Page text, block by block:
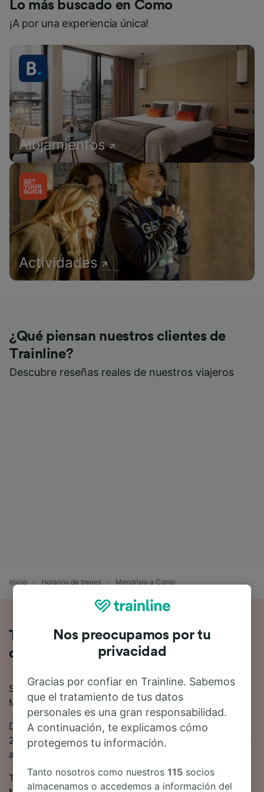
Lo más buscado en Como
¡A por una experiencia única!
Alojamientos
Actividades
¿Qué piensan nuestros clientes de
Trainline?
Descubre reseñas reales de nuestros viajeros
Inicio Horarios de trenes Mendrisio a Como
Toda la información sobre los trenes
de Mendrisio a Como
Si quieres saber más sobre el viaje en tren de
Mendrisio a Como, no busques más.
De media, el viaje en tren de Mendrisio a Como es de
20 minutos. Hasta 79 trenes trenes salen de Mendrisio
a Como cada día.
Tienes disponibles trenes directos que conectan
Nos preocupamos por tu
privacidad
Gracias por confiar en Trainline. Sabemos
que el tratamiento de tus datos
personales es una gran responsabilidad.
A continuación, te explicamos cómo
protegemos tu información.
Tanto nosotros como nuestros115 socios
almacenamos o accedemos a información del